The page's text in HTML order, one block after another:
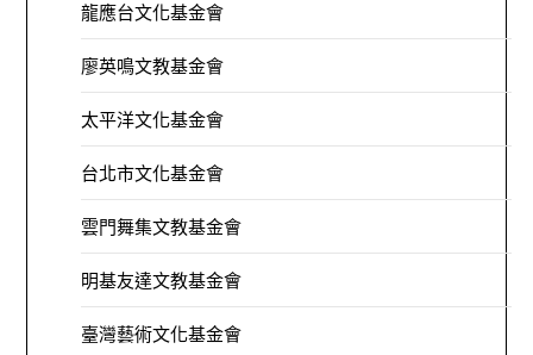
龍應台文化基金會
廖英鳴文教基金會
太平洋文化基金會
台北市文化基金會
雲門舞集文教基金會
明基友達文教基金會
臺灣藝術文化基金會